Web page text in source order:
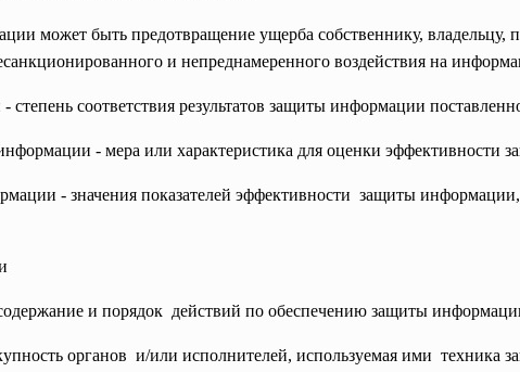
может быть предотвращение ущерба собственнику, владельцу,
и непреднамеренного воздействия на
соответствия результатов защиты информации
- мера или характеристика для оценки эффективности
- значения показателей эффективности защиты
и порядок действий по обеспечению защиты
органов и/или исполнителей, используемая ими техника